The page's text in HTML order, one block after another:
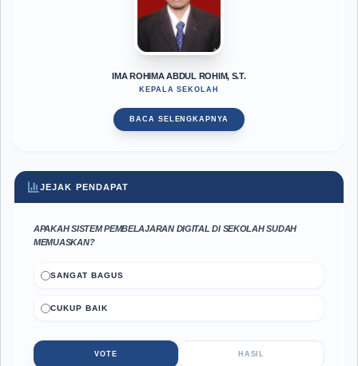
IMA ROHIMA ABDUL ROHIM, S.T.
KEPALA SEKOLAH
BACA SELENGKAPNYA
JEJAK PENDAPAT
APAKAH SISTEM PEMBELAJARAN DIGITAL DI SEKOLAH SUDAH
MEMUASKAN?
SANGAT BAGUS
CUKUP BAIK
VOTE HASIL